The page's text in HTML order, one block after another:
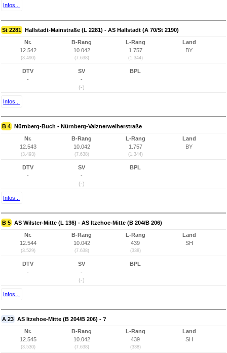
Infos...
St 2281 Hallstadt-Mainstraße (L 2281) - AS Hallstadt (A 70/St 2190)
Nr.
12.542
(3.490)
B-Rang
10.042
(7.638)
L-Rang
1.757
(1.344)
Land
BY
DTV
-
SV
-
(-)
BPL
Infos...
B 4 Nürnberg-Buch - Nürnberg-Valznerweiherstraße
Nr.
12.543
(3.493)
B-Rang
10.042
(7.638)
L-Rang
1.757
(1.344)
Land
BY
DTV
-
SV
-
(-)
BPL
Infos...
B 5 AS Wilster-Mitte (L 136) - AS Itzehoe-Mitte (B 204/B 206)
Nr.
12.544
(3.529)
B-Rang
10.042
(7.638)
L-Rang
439
(338)
Land
SH
DTV
-
SV
-
(-)
BPL
Infos...
A 23 AS Itzehoe-Mitte (B 204/B 206) - ?
Nr.
12.545
(3.530)
B-Rang
10.042
(7.638)
L-Rang
439
(338)
Land
SH